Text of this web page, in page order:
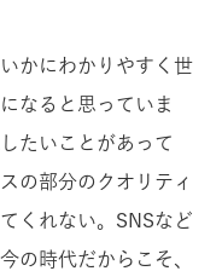
かにわかりやすく世
なると思っていま
たいことがあって
の部分のクオリティ
くれない。SNSなど
の時代だからこそ、